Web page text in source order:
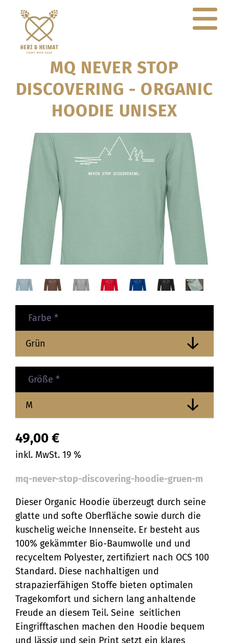
MQ NEVER STOP
DISCOVERING - ORGANIC
HOODIE UNISEX
Farbe *
Größe *
49,00€
inkl. MwSt. 19 %
mq-never-stop-discovering-hoodie-gruen-m
Dieser Organic Hoodie überzeugt durch seine
glatte und softe Oberfläche sowie durch die
kuschelig weiche Innenseite. Er besteht aus
100% gekämmter Bio-Baumwolle und und
recyceltem Polyester, zertifiziert nach OCS 100
Standard. Diese nachhaltigen und
strapazierfähigen Stoffe bieten optimalen
Tragekomfort und sichern lang anhaltende
Freude an diesem Teil. Seine seitlichen
Eingrifftaschen machen den Hoodie bequem
und lässig und sein Print setzt ein klares